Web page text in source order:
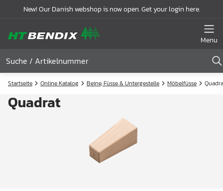
New! Our Danish webshop is now open. Get your login here.
Menu
Startseite Online Katalog Beine, Füsse & Untergestelle Möbelfüsse
Quadrat